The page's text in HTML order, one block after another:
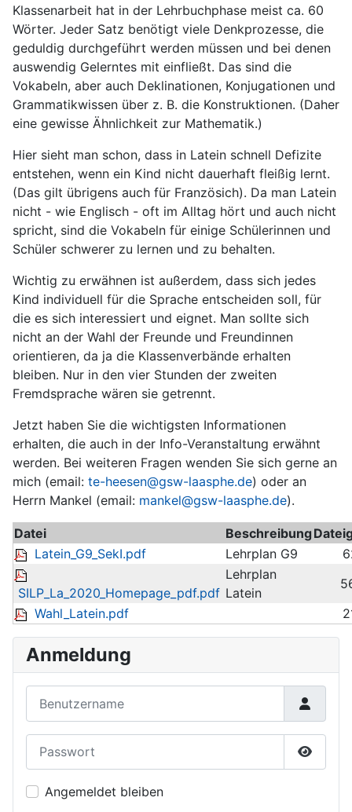
Anmeldung
Angemeldet bleiben
Klassenarbeit hat in der Lehrbuchphase meist ca. 60
Wörter. Jeder Satz benötigt viele Denkprozesse, die
geduldig durchgeführt werden müssen und bei denen
auswendig Gelerntes mit einfließt. Das sind die
Vokabeln, aber auch Deklinationen, Konjugationen und
Grammatikwissen über z. B. die Konstruktionen. (Daher
eine gewisse Ähnlichkeit zur Mathematik.)
Hier sieht man schon, dass in Latein schnell Defizite
entstehen, wenn ein Kind nicht dauerhaft fleißig lernt.
(Das gilt übrigens auch für Französich). Da man Latein
nicht - wie Englisch - oft im Alltag hört und auch nicht
spricht, sind die Vokabeln für einige Schülerinnen und
Schüler schwerer zu lernen und zu behalten.
Wichtig zu erwähnen ist außerdem, dass sich jedes
Kind individuell für die Sprache entscheiden soll, für
die es sich interessiert und eignet. Man sollte sich
nicht an der Wahl der Freunde und Freundinnen
orientieren, da ja die Klassenverbände erhalten
bleiben. Nur in den vier Stunden der zweiten
Fremdsprache wären sie getrennt.
Jetzt haben Sie die wichtigsten Informationen
erhalten, die auch in der Info-Veranstaltung erwähnt
werden. Bei weiteren Fragen wenden Sie sich gerne an
mich (email: te-heesen@gsw-laasphe.de) oder an
Herrn Mankel (email: mankel@gsw-laasphe.de).
Datei Beschreibung
Latein_G9_SekI.pdf
Lehrplan G9
SILP_La_2020_Homepage_pdf.pdf
Lehrplan
Latein
Wahl_Latein.pdf